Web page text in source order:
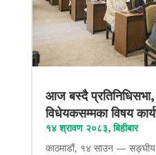
आज बस्दै
विधेयकसम्मका विषय
१४ श्रावण २०८३, बिहीबार
काठमाडौं, १४ साउन — सङ्घीय